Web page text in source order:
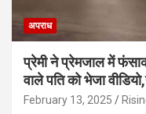
अपराध
प्रेमी ने प्रेमजाल में
वाले पत‍ि को भेजा
February 13, 2025